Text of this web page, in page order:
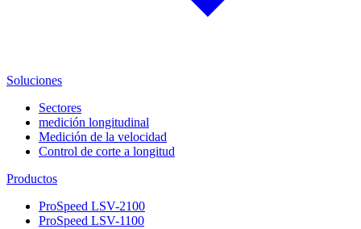
Soluciones
Sectores
medición longitudinal
Medición de la velocidad
Control de corte a longitud
Productos
ProSpeed LSV-2100
ProSpeed LSV-1100